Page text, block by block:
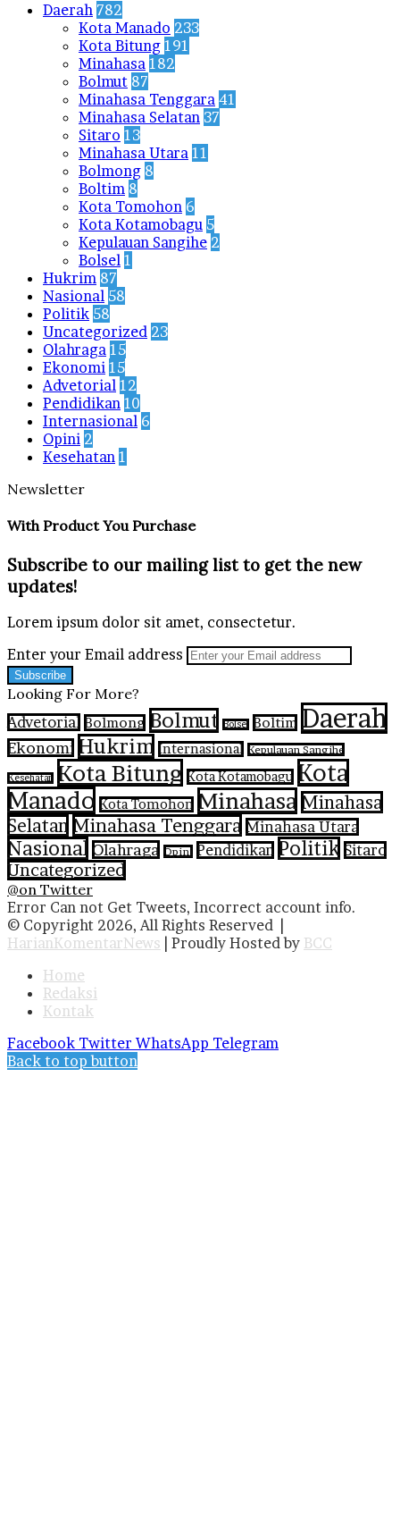
Daerah 782
Kota Manado 233
Kota Bitung 191
Minahasa 182
Bolmut 87
Minahasa Tenggara 41
Minahasa Selatan 37
Sitaro 13
Minahasa Utara 11
Bolmong 8
Boltim 8
Kota Tomohon 6
Kota Kotamobagu 5
Kepulauan Sangihe 2
Bolsel 1
Hukrim 87
Nasional 58
Politik 58
Uncategorized 23
Olahraga 15
Ekonomi 15
Advetorial 12
Pendidikan 10
Internasional 6
Opini 2
Kesehatan 1
Newsletter
With Product You Purchase
Subscribe to our mailing list to get the new
updates!
Lorem ipsum dolor sit amet, consectetur.
Enter your Email address
Looking For More?
Advetorial Bolmong Bolmut Bolsel Boltim Daerah
Ekonomi Hukrim Internasional Kepulauan Sangihe
Kesehatan Kota Bitung Kota Kotamobagu Kota
Manado Kota Tomohon Minahasa Minahasa
Selatan Minahasa Tenggara Minahasa Utara
Nasional Olahraga Opini Pendidikan Politik Sitaro
Uncategorized
@on Twitter
Error Can not Get Tweets, Incorrect account info.
© Copyright 2026, All Rights Reserved |
HarianKomentarNews | Proudly Hosted by BCC
Home
Redaksi
Kontak
Facebook Twitter WhatsApp Telegram
Back to top button